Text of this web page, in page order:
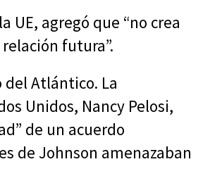
UE, agregó que “no crea
futura”.
Atlántico. La
Unidos, Nancy Pelosi,
de un acuerdo
de Johnson amenazaban